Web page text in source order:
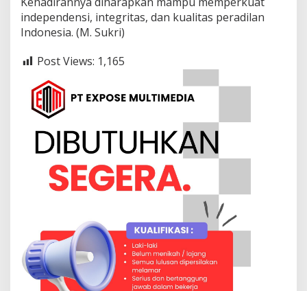
independensi, integritas, dan kualitas peradilan
Indonesia. (M. Sukri)
Post Views: 1,165